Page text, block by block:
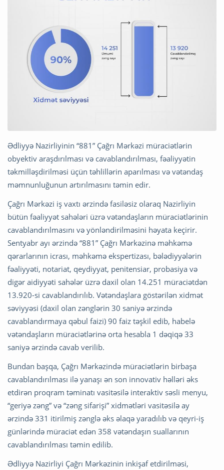
Ədliyyə Nazirliyinin “881” Çağrı Mərkəzi müraciətlərin
obyektiv araşdırılması və cavablandırılması, fəaliyyətin
təkmilləşdirilməsi üçün təhlillərin aparılması və vətəndaş
məmnunluğunun artırılmasını təmin edir.
Çağrı Mərkəzi iş vaxtı ərzində fasiləsiz olaraq Nazirliyin
bütün fəaliyyət sahələri üzrə vətəndaşların müraciətlərinin
cavablandırılmasını və yönləndirilməsini həyata keçirir.
Sentyabr ayı ərzində “881” Çağrı Mərkəzinə məhkəmə
qərarlarının icrası, məhkəmə ekspertizası, bələdiyyələrin
fəaliyyəti, notariat, qeydiyyat, penitensiar, probasiya və
digər aidiyyəti sahələr üzrə daxil olan 14.251 müraciətdən
13.920-si cavablandırılıb. Vətəndaşlara göstərilən xidmət
səviyyəsi (daxil olan zənglərin 30 saniyə ərzində
cavablandırmaya qəbul faizi) 90 faiz təşkil edib, habelə
vətəndaşların müraciətlərinə orta hesabla 1 dəqiqə 33
saniyə ərzində cavab verilib.
Bundan başqa, Çağrı Mərkəzində müraciətlərin birbaşa
cavablandırılması ilə yanaşı ən son innovativ həlləri əks
etdirən proqram təminatı vasitəsilə interaktiv səsli menyu,
“geriyə zəng” və “zəng sifarişi” xidmətləri vasitəsilə ay
ərzində 331 itirilmiş zənglə əks əlaqə yaradılıb və qeyri-iş
günlərində müraciət edən 358 vətəndaşın suallarının
cavablandırılması təmin edilib.
Ədliyyə Nazirliyi Çağrı Mərkəzinin inkişaf etdirilməsi,